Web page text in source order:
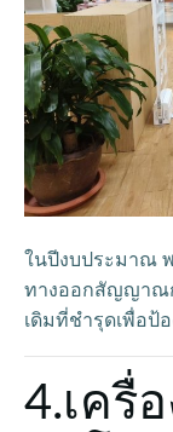
ในปีงบประมาณ
ทางออกสัญญาณ
เดิมที่ชำรุดเพื่อป้
4.เครื่